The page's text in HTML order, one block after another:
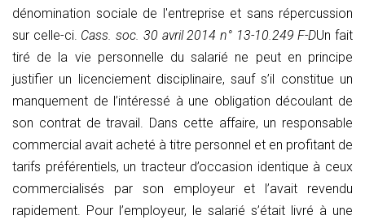
dénomination sociale de l'entreprise et sans répercussion
sur celle-ci. Cass. soc. 30 avril 2014 n° 13-10.249 F-DUn fait
tiré de la vie personnelle du salarié ne peut en principe
justifier un licenciement disciplinaire, sauf s’il constitue un
manquement de l’intéressé à une obligation découlant de
son contrat de travail. Dans cette affaire, un responsable
commercial avait acheté à titre personnel et en profitant de
tarifs préférentiels, un tracteur d’occasion identique à ceux
commercialisés par son employeur et l’avait revendu
rapidement. Pour l’employeur, le salarié s’était livré à une